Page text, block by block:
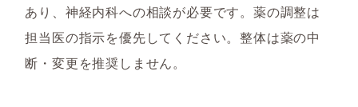
あり、神経内科への相談が必要です。薬の調整は
担当医の指示を優先してください。整体は薬の中
断・変更を推奨しません。